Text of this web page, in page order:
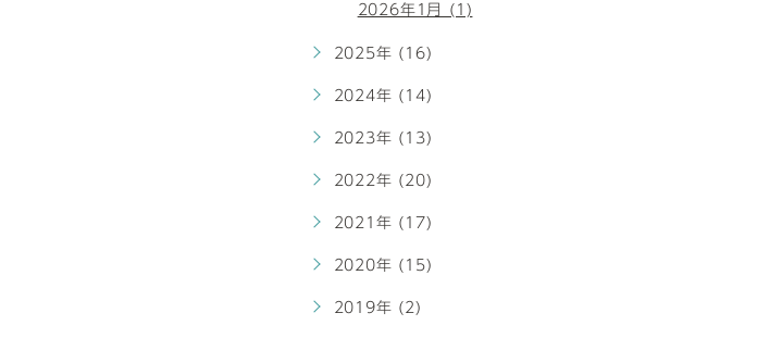
2026年1月 (1)
2025年 (16)
2024年 (14)
2023年 (13)
2022年 (20)
2021年 (17)
2020年 (15)
2019年 (2)